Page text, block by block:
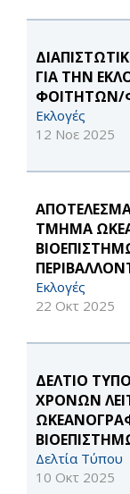
ΓΙΑ ΤΗΝ
ΦΟΙΤΗΤΩΝ/
Εκλογές
12 Νοε 2025
ΤΜΗΜΑ
Εκλογές
22 Οκτ 2025
ΔΕΛΤΙΟ
ΧΡΟΝΩΝ
Δελτία Τύπου
10 Οκτ 2025